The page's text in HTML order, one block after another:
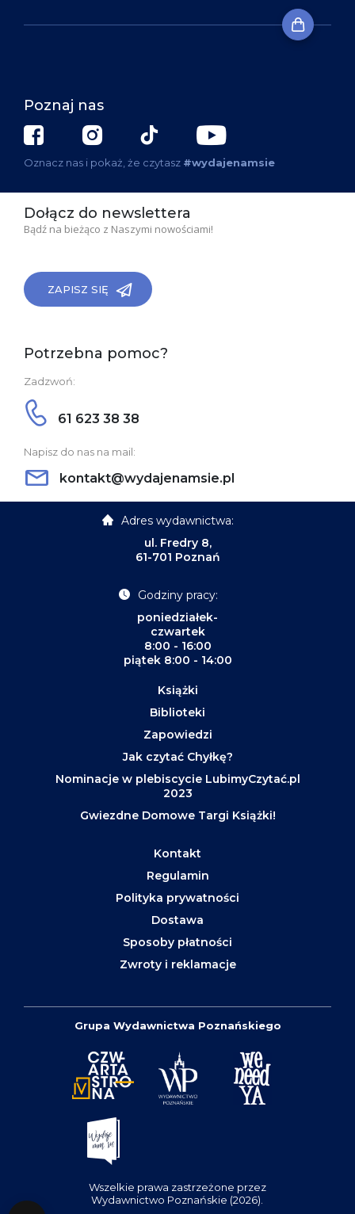
Poznaj nas
Oznacz nas i pokaż, że czytasz #wydajenamsie
Dołącz do newslettera
Bądź na bieżąco z Naszymi nowościami!
ZAPISZ SIĘ
Potrzebna pomoc?
Zadzwoń:
61 623 38 38
Napisz do nas na mail:
kontakt@wydajenamsie.pl
Adres wydawnictwa:
ul. Fredry 8,
61-701 Poznań
Godziny pracy:
poniedziałek-
czwartek
8:00 - 16:00
piątek 8:00 - 14:00
Książki
Biblioteki
Zapowiedzi
Jak czytać Chyłkę?
Nominacje w plebiscycie LubimyCzytać.pl
2023
Gwiezdne Domowe Targi Książki!
Kontakt
Regulamin
Polityka prywatności
Dostawa
Sposoby płatności
Zwroty i reklamacje
Grupa Wydawnictwa Poznańskiego
Wszelkie prawa zastrzeżone przez
Wydawnictwo Poznańskie (2026).